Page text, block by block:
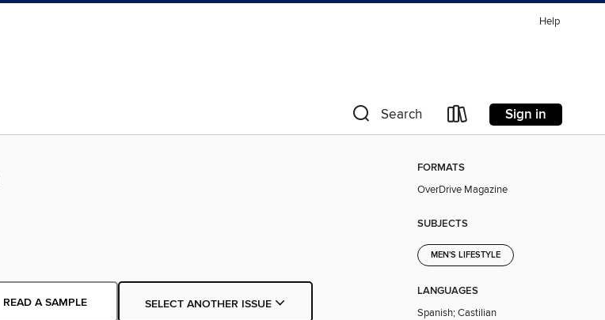
Help
Search Sign in
READ A SAMPLE SELECT ANOTHER ISSUE
FORMATS
OverDrive Magazine
SUBJECTS
MEN'S LIFESTYLE
LANGUAGES
Spanish; Castilian